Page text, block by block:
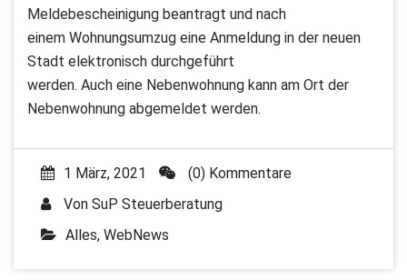
Meldebescheinigung beantragt und nach
einem Wohnungsumzug eine Anmeldung in der neuen
Stadt elektronisch durchgeführt
werden. Auch eine Nebenwohnung kann am Ort der
Nebenwohnung abgemeldet werden.
1 März, 2021
(0) Kommentare
Von SuP Steuerberatung
Alles, WebNews